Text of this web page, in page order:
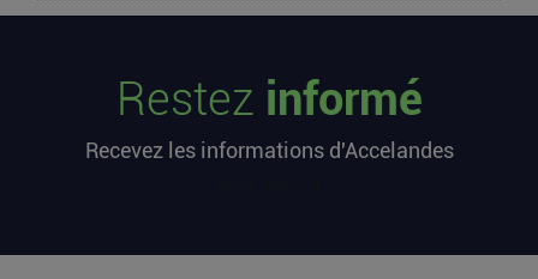
millions d’euros cette semaine
L’article Les startups françaises ont levé 113
premier sur...
Restez informé
Recevez les informations d'Accelandes